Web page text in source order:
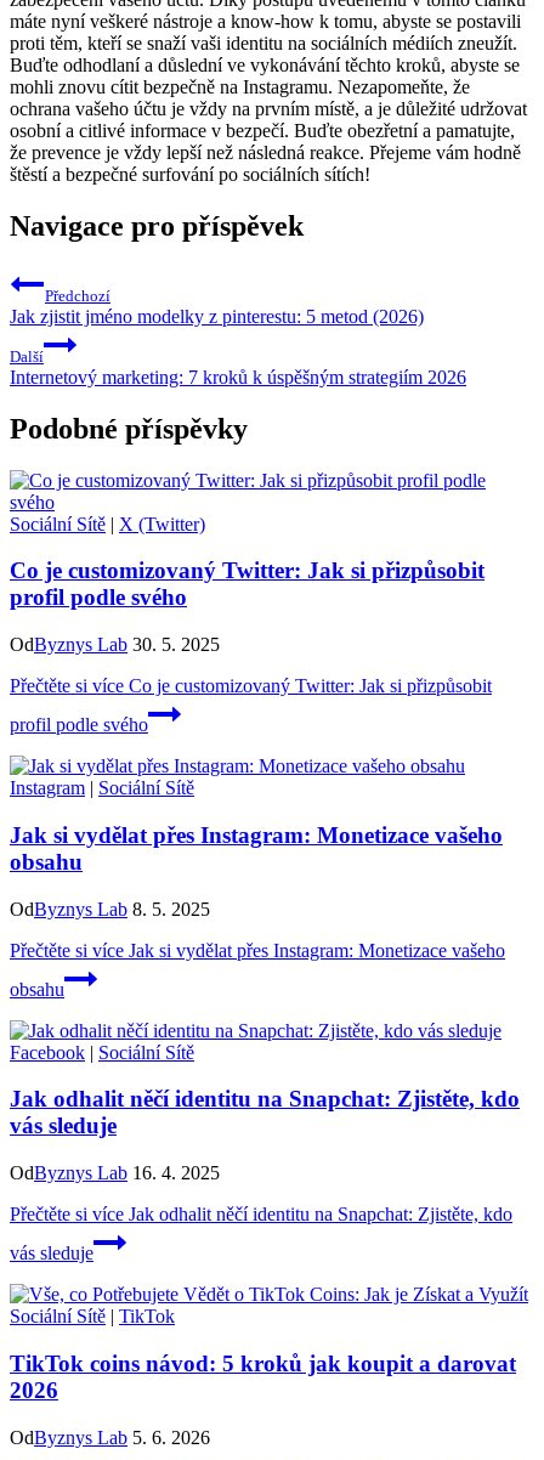
máte nyní veškeré nástroje a know-how k tomu, abyste se postavili
proti těm, kteří se snaží vaši identitu na sociálních médiích zneužít.
Buďte odhodlaní a důslední ve vykonávání těchto kroků, abyste se
mohli znovu cítit bezpečně na Instagramu. Nezapomeňte, že
ochrana vašeho účtu je vždy na prvním místě, a je důležité udržovat
osobní a citlivé informace v bezpečí. Buďte obezřetní a pamatujte,
že prevence je vždy lepší než následná reakce. Přejeme vám hodně
štěstí a bezpečné surfování po sociálních sítích!
Navigace pro příspěvek
Předchozí
Jak zjistit jméno modelky z pinterestu: 5 metod (2026)
Další
Internetový marketing: 7 kroků k úspěšným strategiím 2026
Podobné příspěvky
Sociální Sítě | X (Twitter)
Co je customizovaný Twitter: Jak si přizpůsobit
profil podle svého
OdByznys Lab 30. 5. 2025
Přečtěte si více Co je customizovaný Twitter: Jak si přizpůsobit
profil podle svého
Instagram | Sociální Sítě
Jak si vydělat přes Instagram: Monetizace vašeho
obsahu
OdByznys Lab 8. 5. 2025
Přečtěte si více Jak si vydělat přes Instagram: Monetizace vašeho
obsahu
Facebook | Sociální Sítě
Jak odhalit něčí identitu na Snapchat: Zjistěte, kdo
vás sleduje
OdByznys Lab 16. 4. 2025
Přečtěte si více Jak odhalit něčí identitu na Snapchat: Zjistěte, kdo
vás sleduje
Sociální Sítě | TikTok
TikTok coins návod: 5 kroků jak koupit a darovat
2026
OdByznys Lab 5. 6. 2026